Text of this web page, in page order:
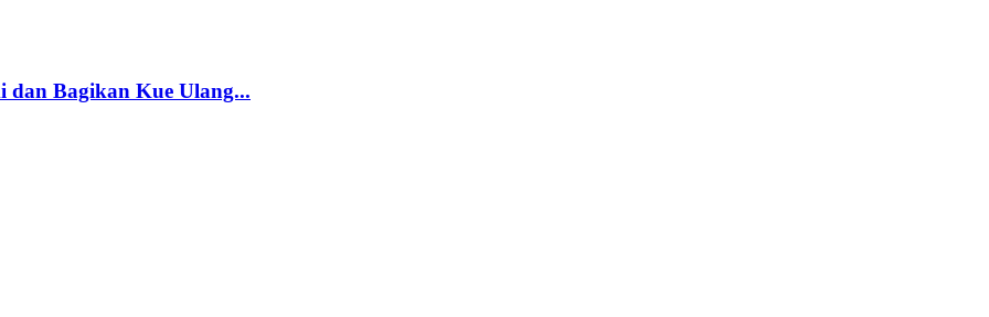
dan Bagikan Kue Ulang...